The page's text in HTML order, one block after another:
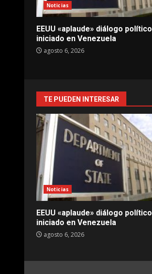
Noticias
EEUU «aplaude» diálogo político
iniciado en Venezuela
agosto 6, 2026
TE PUEDEN INTERESAR
Noticias
EEUU «aplaude» diálogo político
iniciado en Venezuela
agosto 6, 2026